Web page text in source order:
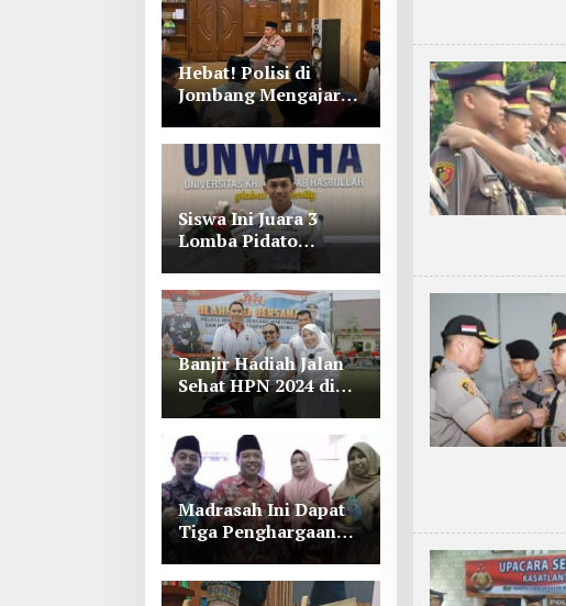
Hebat! Polisi di
Jombang Mengajar
Para Santri Mengaji
Siswa Ini Juara 3
Lomba Pidato
Bahasa Arab se Jawa
Timur-Bali di
Unwaha Jombang
Banjir Hadiah Jalan
Sehat HPN 2024 di
Polres Jombang,
Lihat Tuh Wartawan
Dapat Motor
Madrasah Ini Dapat
Tiga Penghargaan
Jombang